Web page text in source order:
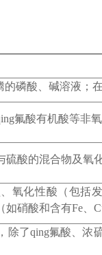
的磷酸、碱溶液；
氟酸有机酸等非
硫酸的混合物及氧
氧化性酸（包括
硝酸和含有Fe、
除了qing氟酸、浓